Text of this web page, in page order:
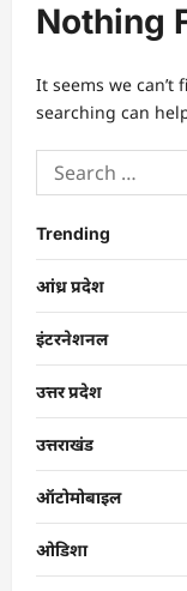
Nothing
It seems we can’t
searching can
Trending
आंध्र प्रदेश
इंटरनेशनल
उत्तर प्रदेश
उत्तराखंड
ऑटोमोबाइल
ओडिशा